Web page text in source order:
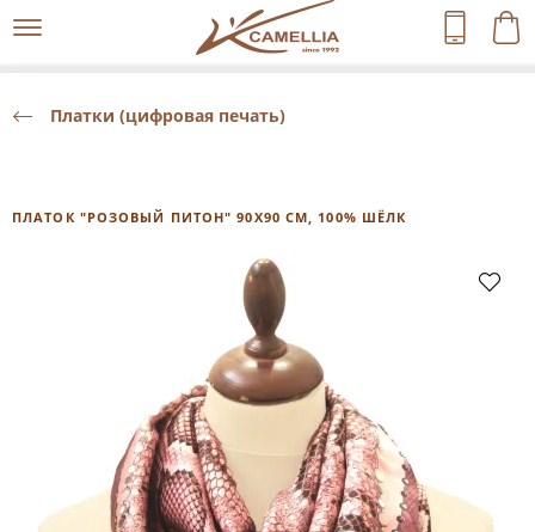
Платки (цифровая печать)
ПЛАТОК "РОЗОВЫЙ ПИТОН" 90Х90 СМ, 100% ШЁЛК